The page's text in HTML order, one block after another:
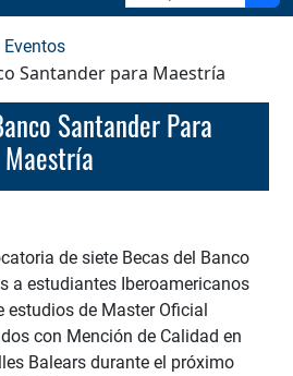
Santander para Maestría
Maestría
de siete Becas del Banco
a estudiantes Iberoamericanos
estudios de Master Oficial
con Mención de Calidad en
Balears durante el próximo